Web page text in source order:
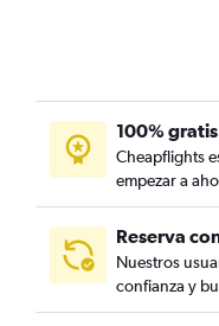
100% gratis
Cheapflights
empezar a
Reserva
Nuestros
confianza y